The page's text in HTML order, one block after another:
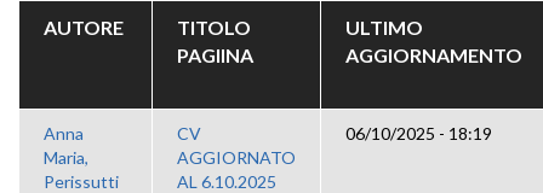
AUTORE
TITOLO
PAGIINA
ULTIMO
AGGIORNAMENTO
Anna
Maria,
Perissutti
CV
AGGIORNATO
AL 6.10.2025
06/10/2025 - 18:19